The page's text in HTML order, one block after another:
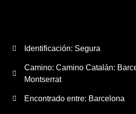
Identificación: Segura
Camino: Camino Catalán:
Montserrat
Encontrado entre: Barcelona